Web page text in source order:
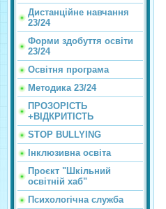
Дистанційне навчання
23/24
Форми здобуття освіти
23/24
Освітня програма
Методика 23/24
ПРОЗОРІСТЬ
+ВІДКРИТІСТЬ
STOP BULLYING
Інклюзивна освіта
Проєкт "Шкільний
освітній хаб"
Психологічна служба